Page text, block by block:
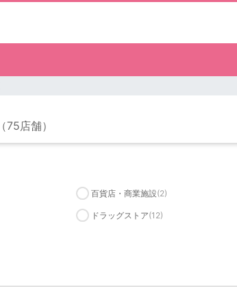
（75店舗）
百貨店・商業施設(2)
ドラッグストア(12)